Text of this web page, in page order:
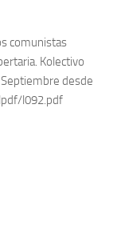
comunistas
Kolectivo
Septiembre desde
l092.pdf